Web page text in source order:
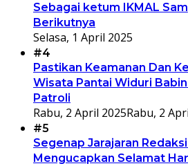
Sebagai ketum IKMAL
Berikutnya
Selasa, 1 April 2025
#4
Pastikan Keamanan Dan
Wisata Pantai Widuri
Patroli
Rabu, 2 April 2025Rabu, 2
#5
Segenap Jarajaran Redaksi
Mengucapkan Selamat